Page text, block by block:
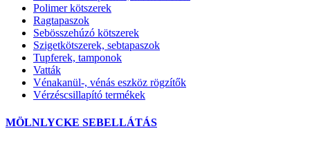
Polimer kötszerek
Ragtapaszok
Sebösszehúzó kötszerek
Szigetkötszerek, sebtapaszok
Tupferek, tamponok
Vatták
Vénakanül-, vénás eszköz rögzítők
Vérzéscsillapító termékek
MÖLNLYCKE SEBELLÁTÁS